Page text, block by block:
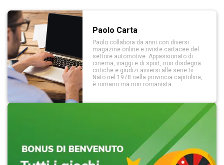
Paolo Carta
Paolo collabora da anni con diversi
magazine online e riviste cartacee del
settore automotive. Appassionato di
cinema, viaggi e di sport, non disdegna
critiche e giudizi avversi alle serie tv.
Nato nel 1978 nella provincia capitolina,
è romano ma non romanista.